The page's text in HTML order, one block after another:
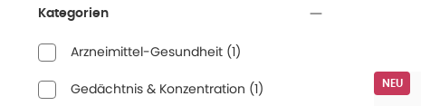
Kategorien
Arzneimittel-Gesundheit (1)
Gedächtnis & Konzentration (1) NEU